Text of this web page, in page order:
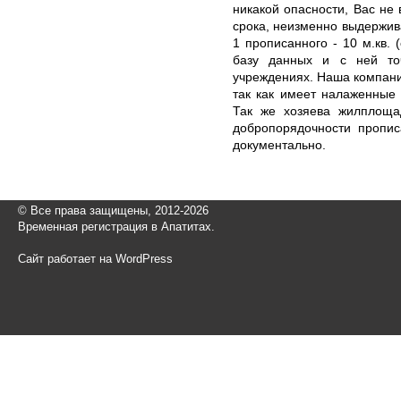
никакой опасности, Вас
срока, неизменно
1 прописанного - 10 м.кв.
базу данных и с ней
учреждениях. Наша
так как имеет
Так же хозяева
добропорядочности
документально.
© Все права защищены, 2012-2026
Временная регистрация в Апатитах.
Сайт работает на WordPress